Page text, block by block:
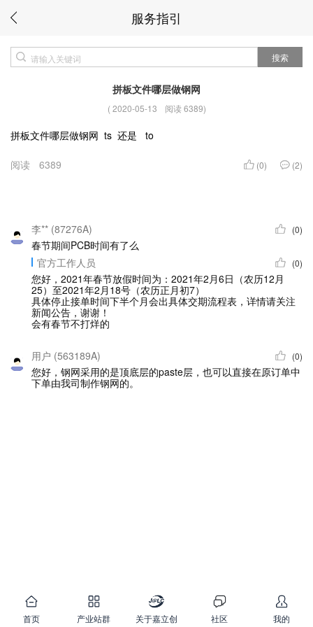
服务指引
搜索
拼板文件哪层做钢网
(2020-05-13 阅读 6389)
拼板文件哪层做钢网 ts 还是 to
阅读 6389 (0) (2)
李** (87276A) (0)
春节期间PCB时间有了么
官方工作人员
(0)
您好，2021年春节放假时间为：2021年2月6日（农历12月
25）至2021年2月18号（农历正月初7）
具体停止接单时间下半个月会出具体交期流程表，详情请关注
新闻公告，谢谢！
会有春节不打烊的
用户 (563189A) (0)
您好，钢网采用的是顶底层的paste层，也可以直接在原订单中
下单由我司制作钢网的。
首页 产业站群 关于嘉立创 社区 我的